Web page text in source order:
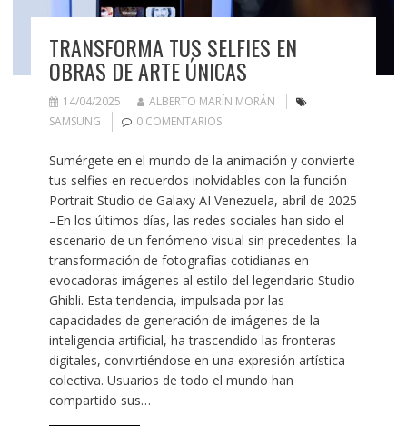
TRANSFORMA TUS SELFIES EN
OBRAS DE ARTE ÚNICAS
14/04/2025
ALBERTO MARÍN MORÁN
SAMSUNG
0 COMENTARIOS
Sumérgete en el mundo de la animación y convierte
tus selfies en recuerdos inolvidables con la función
Portrait Studio de Galaxy AI Venezuela, abril de 2025
–En los últimos días, las redes sociales han sido el
escenario de un fenómeno visual sin precedentes: la
transformación de fotografías cotidianas en
evocadoras imágenes al estilo del legendario Studio
Ghibli. Esta tendencia, impulsada por las
capacidades de generación de imágenes de la
inteligencia artificial, ha trascendido las fronteras
digitales, convirtiéndose en una expresión artística
colectiva. Usuarios de todo el mundo han
compartido sus…